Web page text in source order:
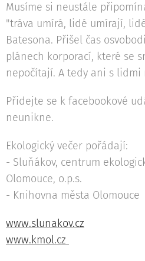
Musíme si neustále
"tráva umírá, lidé umírají,
Batesona. Přišel čas
plánech korporací, které se
nepočítají. A tedy ani s lidmi
Přidejte se k facebookové
neunikne.
Ekologický večer pořádají:
- Sluňákov, centrum
Olomouce, o.p.s.
- Knihovna města Olomouce
www.slunakov.cz
www.kmol.cz